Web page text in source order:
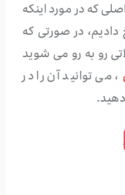
که در مورد اینکه
در صورتی که
رو به رو می شوید
، می توانید آن را در